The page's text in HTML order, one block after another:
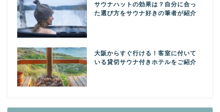
サウナハットの効果は？自分に合っ
た選び方をサウナ好きの筆者が紹介
大阪からすぐ行ける！客室に付いて
いる貸切サウナ付きホテルをご紹介